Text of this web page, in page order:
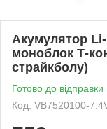
Акумулятор
моноблок Т-
страйкболу)
Готово до відправки
Код: VB7520100-